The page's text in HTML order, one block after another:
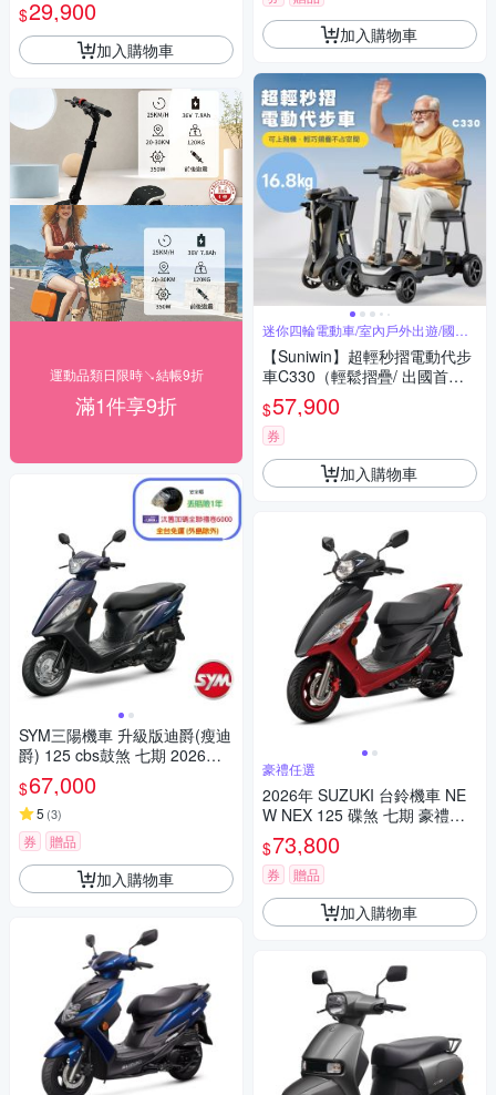
$29,900
加入購物車
運動品類日限時↘結帳9折
滿1件享9折
SYM三陽機車 升級版迪爵(瘦迪
爵) 125 cbs鼓煞 七期 2026年
出廠全新機車
$67,000
5 (3)
券 贈品
加入購物車
加入購物車
迷你四輪電動車/室內戶外出遊/國內
外旅行
【Suniwin】超輕秒摺電動代步
車C330（輕鬆摺疊/ 出國首選/
老人長輩/ 室內戶外出遊）
$57,900
券
加入購物車
豪禮任選
2026年 SUZUKI 台鈴機車 NE
W NEX 125 碟煞 七期 豪禮任
選
$73,800
券 贈品
加入購物車